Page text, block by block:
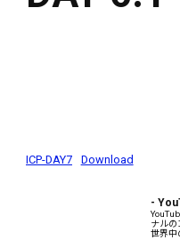
ICP-DAY7 Download
-
ナルの
世界中